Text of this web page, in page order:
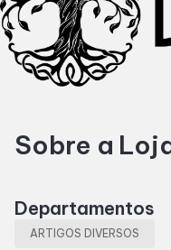
Horários
Cinema
Sobre a
Departamentos
ARTIGOS DIVERSOS